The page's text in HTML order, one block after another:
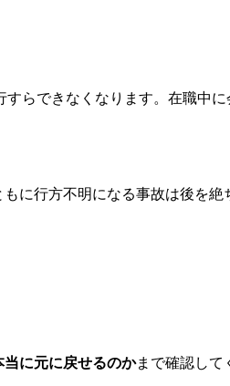
らできなくなります。在職中
に行方不明になる事故は後を絶
当に元に戻せるのかまで確認して